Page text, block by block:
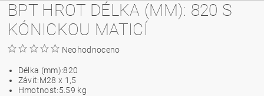
BPT HROT DÉLKA (MM): 820 S
KÓNICKOU MATICÍ
Neohodnoceno
Délka (mm):820
Závit:M28 x 1,5
Hmotnost:5.59 kg